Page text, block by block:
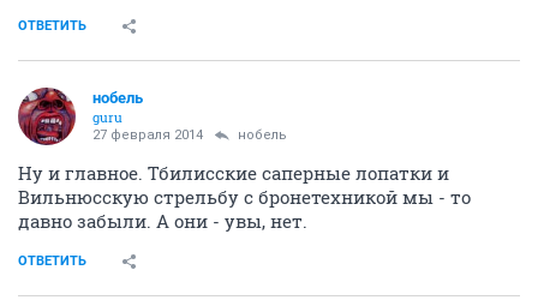
ОТВЕТИТЬ
нобель
guru
27 февраля 2014 нобель
Ну и главное. Тбилисские саперные лопатки и
Вильнюсскую стрельбу с бронетехникой мы - то
давно забыли. А они - увы, нет.
ОТВЕТИТЬ